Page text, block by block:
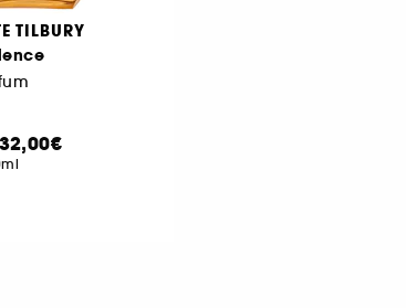
TILBURY
32,00€